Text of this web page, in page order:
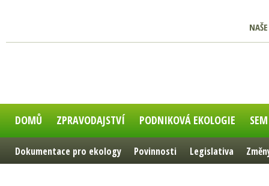
DOMŮ ZPRAVODAJSTVÍ PODNIKOVÁ EKOLOGIE
Dokumentace pro ekology Povinnosti Legislativa